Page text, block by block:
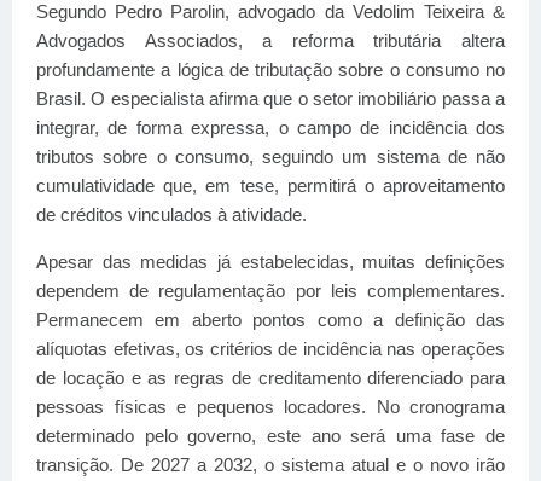
Segundo Pedro Parolin, advogado da Vedolim Teixeira &
Advogados Associados, a reforma tributária altera
profundamente a lógica de tributação sobre o consumo no
Brasil. O especialista afirma que o setor imobiliário passa a
integrar, de forma expressa, o campo de incidência dos
tributos sobre o consumo, seguindo um sistema de não
cumulatividade que, em tese, permitirá o aproveitamento
de créditos vinculados à atividade.
Apesar das medidas já estabelecidas, muitas definições
dependem de regulamentação por leis complementares.
Permanecem em aberto pontos como a definição das
alíquotas efetivas, os critérios de incidência nas operações
de locação e as regras de creditamento diferenciado para
pessoas físicas e pequenos locadores. No cronograma
determinado pelo governo, este ano será uma fase de
transição. De 2027 a 2032, o sistema atual e o novo irão